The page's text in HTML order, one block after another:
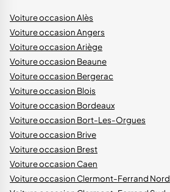
Voiture occasion Alès
Voiture occasion Angers
Voiture occasion Ariège
Voiture occasion Beaune
Voiture occasion Bergerac
Voiture occasion Blois
Voiture occasion Bordeaux
Voiture occasion Bort-Les-Orgues
Voiture occasion Brive
Voiture occasion Brest
Voiture occasion Caen
Voiture occasion Clermont-Ferrand Nord